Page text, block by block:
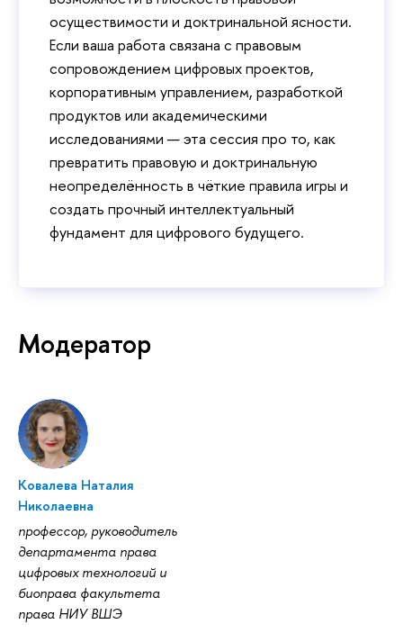
осуществимости и доктринальной ясности.
Если ваша работа связана с правовым
сопровождением цифровых проектов,
корпоративным управлением, разработкой
продуктов или академическими
исследованиями — эта сессия про то, как
превратить правовую и доктринальную
неопределённость в чёткие правила игры и
создать прочный интеллектуальный
фундамент для цифрового будущего.
Модератор
Ковалева Наталия
Николаевна
профессор, руководитель
департамента права
цифровых технологий и
биоправа факультета
права НИУ ВШЭ